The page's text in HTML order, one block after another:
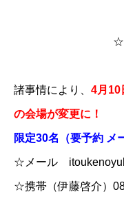
☆
諸事情により、 4月10
の会場が変更に！
限定30名（要予約 メ
☆メール
☆携帯（伊藤啓介）